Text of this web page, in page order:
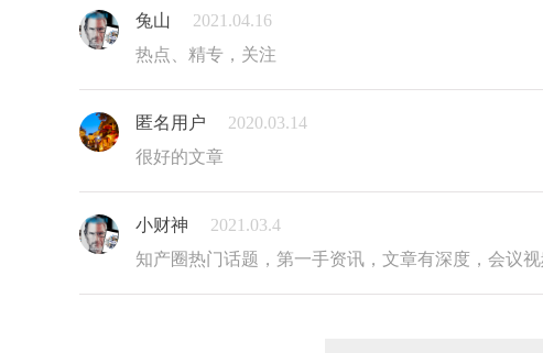
兔山 2021.04.16
热点、精专，关注
匿名用户 2020.03.14
很好的文章
小财神 2021.03.4
知产圈热门话题，第一手资讯，文章有深度，会议